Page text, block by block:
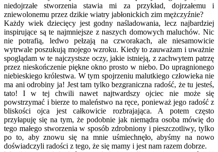
niedojrzałe stworzenia stawia mi za przykład, dojrzałemu i
zniewolonemu przez dzikie wiatry jabłonickich zim mężczyźnie?
Każdy wiek dziecięcy jest godny naśladowania, lecz najbardziej
inspirujące są te najmniejsze z naszych domowych maluchów. Nic
nie potrafią, ledwo pełzają na czworakach, ale niesamowicie
wytrwale poszukują mojego wzroku. Kiedy to zauważam i uważnie
spoglądam w te najczystsze oczy, jakie istnieją, z zachwytem patrzę
przez nieskończenie piękne okno prosto w niebo. Do upragnionego
niebieskiego królestwa. W tym spojrzeniu malutkiego człowieka nie
ma ani odrobiny ja! Jest tam tylko bezgraniczna radość, że tu jesteś,
tato! I w tej chwili nawet najtwardszy ojciec nie może się
powstrzymać i bierze to maleństwo na ręce, ponieważ jego radość z
bliskości ojca jest całkowicie rozbrajająca. A potem często
przyłapuję się na tym, że podobnie jak niemądra osoba mówię do
tego małego stworzenia w sposób zdrobniony i pieszczotliwy, tylko
po to, aby znowu się na mnie uśmiechnęło, abyśmy na nowo
doświadczyli radości z tego, że się mamy i jest nam razem dobrze.